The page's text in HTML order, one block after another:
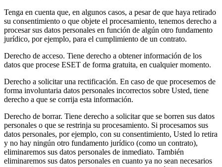
Tenga en cuenta que, en algunos casos, a pesar de que haya retirado
su consentimiento o que objete el procesamiento, tenemos derecho a
procesar sus datos personales en función de algún otro fundamento
jurídico, por ejemplo, para el cumplimiento de un contrato.
Derecho de acceso. Tiene derecho a obtener información de los
datos que procese ESET de forma gratuita, en cualquier momento.
Derecho a solicitar una rectificación. En caso de que procesemos de
forma involuntaria datos personales incorrectos sobre Usted, tiene
derecho a que se corrija esta información.
Derecho de borrar. Tiene derecho a solicitar que se borren sus datos
personales o que se restrinja su procesamiento. Si procesamos sus
datos personales, por ejemplo, con su consentimiento, Usted lo retira
y no hay ningún otro fundamento jurídico (como un contrato),
eliminaremos sus datos personales de inmediato. También
eliminaremos sus datos personales en cuanto ya no sean necesarios